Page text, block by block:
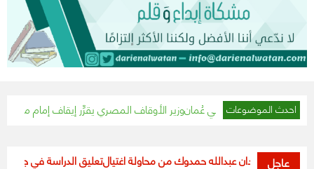
احدث الموضوعات وزير الأوقاف المصري يقرِّر إيقاف إمام مسجد تجاوز الـ١٥ دقيقة في خطبة الجمعة
عاجل
السودان عبدالله حمدوك من محاولة اغتيالتعليق الدراسة في جميع مدارس